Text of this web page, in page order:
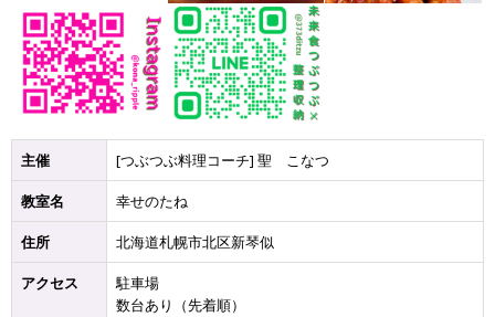
主催 [つぶつぶ料理コーチ] 聖 こなつ
教室名 幸せのたね
住所 北海道札幌市北区新琴似
アクセス
駐車場
数台あり（先着順）